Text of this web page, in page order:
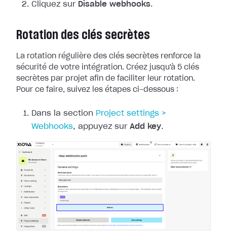
Cliquez sur Disable webhooks.
Rotation des clés secrètes
La rotation régulière des clés secrètes renforce la
sécurité de votre
intégration. Créez jusqu'à 5 clés
secrètes par projet afin de faciliter leur rotation.
Pour ce faire, suivez les étapes ci-dessous :
Dans la section Project settings >
Webhooks, appuyez sur Add key.